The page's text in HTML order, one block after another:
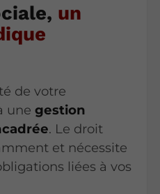
un
de votre
une gestion
. Le droit
et nécessite
liées à vos